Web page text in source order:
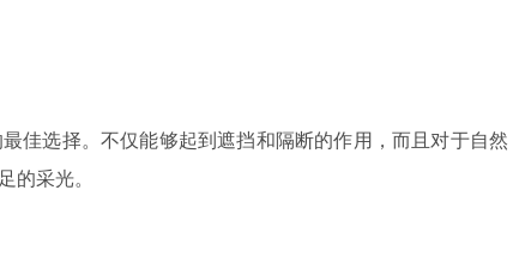
佳选择。不仅能够起到遮挡和隔断的作用，而且对于自然
采光。